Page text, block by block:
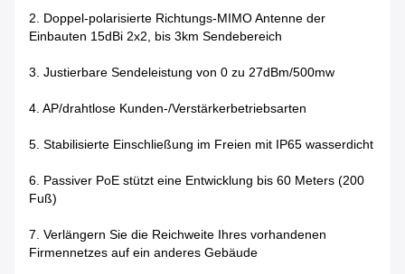
2. Doppel-polarisierte Richtungs-MIMO Antenne der
Einbauten 15dBi 2x2, bis 3km Sendebereich
3. Justierbare Sendeleistung von 0 zu 27dBm/500mw
4. AP/drahtlose Kunden-/Verstärkerbetriebsarten
5. Stabilisierte Einschließung im Freien mit IP65 wasserdicht
6. Passiver PoE stützt eine Entwicklung bis 60 Meters (200
Fuß)
7. Verlängern Sie die Reichweite Ihres vorhandenen
Firmennetzes auf ein anderes Gebäude